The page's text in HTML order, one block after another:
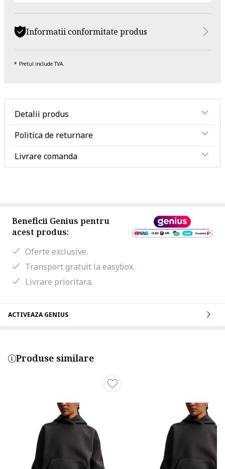
Informatii conformitate produs
Pretul include TVA.
Detalii produs
Politica de returnare
Livrare comanda
Beneficii Genius pentru
acest produs:
Oferte exclusive.
Transport gratuit la easybox.
Livrare prioritara.
ACTIVEAZA GENIUS
Produse similare